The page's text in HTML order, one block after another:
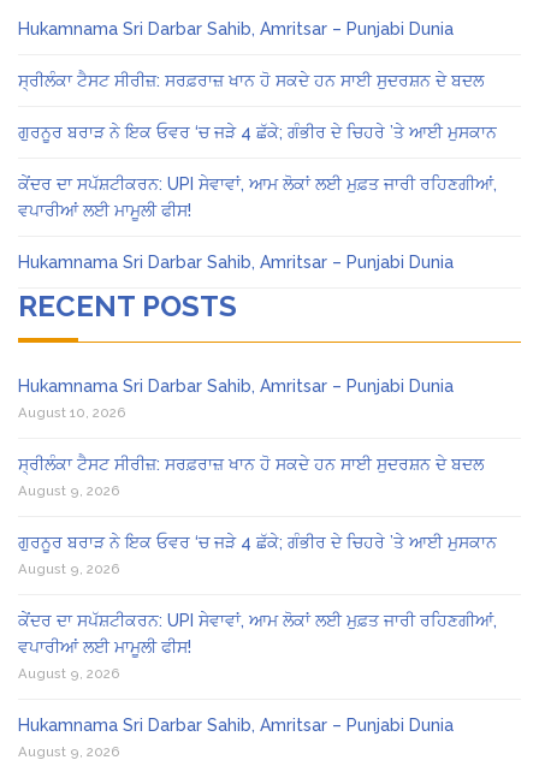
Hukamnama Sri Darbar Sahib, Amritsar – Punjabi Dunia
ਸ੍ਰੀਲੰਕਾ ਟੈਸਟ ਸੀਰੀਜ਼: ਸਰਫ਼ਰਾਜ਼ ਖਾਨ ਹੋ ਸਕਦੇ ਹਨ ਸਾਈ ਸੁਦਰਸ਼ਨ ਦੇ ਬਦਲ
ਗੁਰਨੂਰ ਬਰਾੜ ਨੇ ਇਕ ਓਵਰ ‘ਚ ਜੜੇ 4 ਛੱਕੇ; ਗੰਭੀਰ ਦੇ ਚਿਹਰੇ ’ਤੇ ਆਈ ਮੁਸਕਾਨ
ਕੇਂਦਰ ਦਾ ਸਪੱਸ਼ਟੀਕਰਨ: UPI ਸੇਵਾਵਾਂ, ਆਮ ਲੋਕਾਂ ਲਈ ਮੁਫ਼ਤ ਜਾਰੀ ਰਹਿਣਗੀਆਂ,
ਵਪਾਰੀਆਂ ਲਈ ਮਾਮੂਲੀ ਫੀਸ!
Hukamnama Sri Darbar Sahib, Amritsar – Punjabi Dunia
RECENT POSTS
Hukamnama Sri Darbar Sahib, Amritsar – Punjabi Dunia
August 10, 2026
ਸ੍ਰੀਲੰਕਾ ਟੈਸਟ ਸੀਰੀਜ਼: ਸਰਫ਼ਰਾਜ਼ ਖਾਨ ਹੋ ਸਕਦੇ ਹਨ ਸਾਈ ਸੁਦਰਸ਼ਨ ਦੇ ਬਦਲ
August 9, 2026
ਗੁਰਨੂਰ ਬਰਾੜ ਨੇ ਇਕ ਓਵਰ ‘ਚ ਜੜੇ 4 ਛੱਕੇ; ਗੰਭੀਰ ਦੇ ਚਿਹਰੇ ’ਤੇ ਆਈ ਮੁਸਕਾਨ
August 9, 2026
ਕੇਂਦਰ ਦਾ ਸਪੱਸ਼ਟੀਕਰਨ: UPI ਸੇਵਾਵਾਂ, ਆਮ ਲੋਕਾਂ ਲਈ ਮੁਫ਼ਤ ਜਾਰੀ ਰਹਿਣਗੀਆਂ,
ਵਪਾਰੀਆਂ ਲਈ ਮਾਮੂਲੀ ਫੀਸ!
August 9, 2026
Hukamnama Sri Darbar Sahib, Amritsar – Punjabi Dunia
August 9, 2026